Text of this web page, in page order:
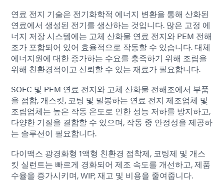
연료 전지 기술은 전기화학적 에너지 변환을 통해 산화된
연료에서 생성된 전기를 생산하는 것입니다. 많은 고정 에
너지 저장 시스템에는 고체 산화물 연료 전지와 PEM 전해
조가 포함되어 있어 효율적으로 작동할 수 있습니다. 대체
에너지원에 대한 증가하는 수요를 충족하기 위해 조립을
위해 친환경적이고 신뢰할 수 있는 재료가 필요합니다.
SOFC 및 PEM 연료 전지와 고체 산화물 전해조에서 부품
을 접합, 개스킷, 코팅 및 밀봉하는 연료 전지 제조업체 및
조립업체는 높은 작동 온도로 인한 성능 저하를 방지하고,
다양한 기질을 결합할 수 있으며, 작동 중 안정성을 제공하
는 솔루션이 필요합니다.
다이맥스 광경화형 1액형 친환경 접착제, 코팅제 및 개스
킷 실런트는 빠르게 경화되어 제조 속도를 개선하고, 제품
수율을 증가시키며, WIP, 재고 및 비용을 줄여줍니다.